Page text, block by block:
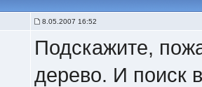
8.05.2007 16:52
Подскажите,
дерево. И поиск